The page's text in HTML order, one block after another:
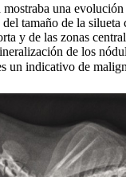
una evolución
tamaño de la silueta
y de las zonas
de los
un indicativo de